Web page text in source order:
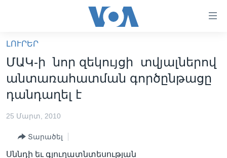
հիմնական
բովանդակությանը
անցնել
բովանդակությանը
բովանդակություն
ԼՈՒՐԵՐ
ՍՓՅՈՒՌՔ
ԼՈՒՐԵՐ
ՄԱԿ-ի նոր զեկույցի տվյալներով
անտառահատման գործընթացը
դանդաղել է
25 Մարտ, 2010
Տարածել
Սննդի եւ գյուղատնտեսության